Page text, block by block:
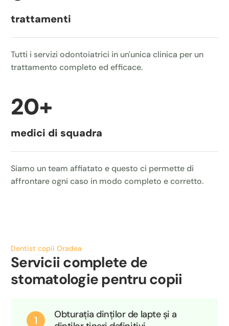
trattamenti
Tutti i servizi odontoiatrici in un'unica clinica per un
trattamento completo ed efficace.
20+
medici di squadra
Siamo un team affiatato e questo ci permette di
affrontare ogni caso in modo completo e corretto.
Dentist copii Oradea
Servicii complete de
stomatologie pentru copii
1
Obturația dinților de lapte și a